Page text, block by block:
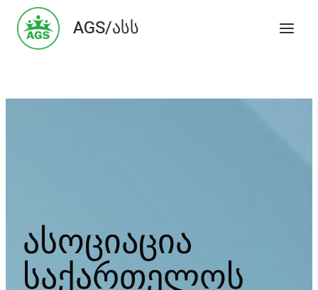
Skip
content
AGS/ასს
ასოციაცია
საქართელოს